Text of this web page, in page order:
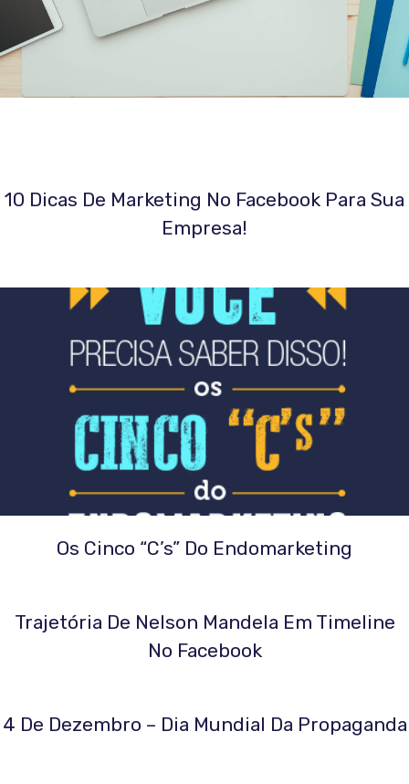
10 Dicas De Marketing No Facebook Para Sua
Empresa!
Os Cinco “C’s” Do Endomarketing
Trajetória De Nelson Mandela Em Timeline
No Facebook
4 De Dezembro – Dia Mundial Da Propaganda